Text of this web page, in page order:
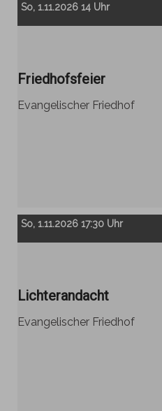
So, 1.11.2026 14 Uhr
Friedhofsfeier
Evangelischer Friedhof
So, 1.11.2026 17:30 Uhr
Lichterandacht
Evangelischer Friedhof